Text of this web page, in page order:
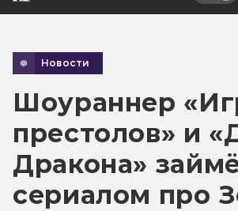
Новости
Шоураннер
престолов» и
Дракона»
сериалом про